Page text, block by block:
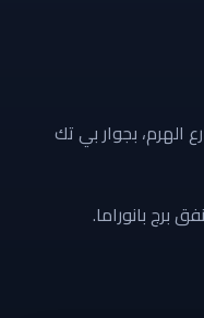
الهرم، بجوار بي تك